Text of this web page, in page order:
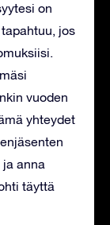
on
jos
vuoden
yhteydet
anna
täyttä